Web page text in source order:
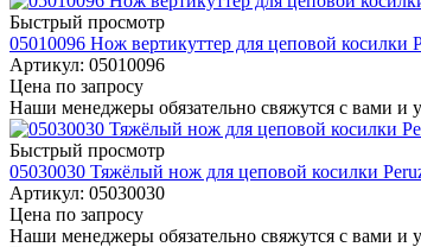
Быстрый просмотр
05010096 Нож вертикуттер для цеповой косилки
Артикул: 05010096
Цена по запросу
Наши менеджеры обязательно свяжутся с вами и
Быстрый просмотр
05030030 Тяжёлый нож для цеповой косилки
Артикул: 05030030
Цена по запросу
Наши менеджеры обязательно свяжутся с вами и